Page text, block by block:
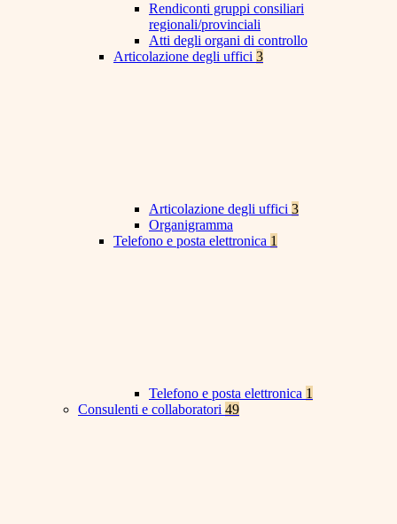
Rendiconti gruppi consiliari
regionali/provinciali
Atti degli organi di controllo
Articolazione degli uffici 3
Articolazione degli uffici 3
Organigramma
Telefono e posta elettronica 1
Telefono e posta elettronica 1
Consulenti e collaboratori 49